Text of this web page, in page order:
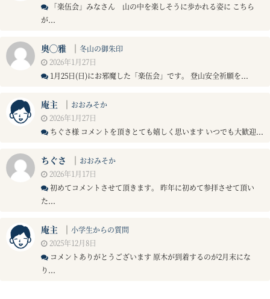
「楽伍会」みなさん 山の中を楽しそうに歩かれる姿に こちら
が...
奥◯雅 ｜ 冬山の御朱印
2026年1月27日
1月25日(日)にお邪魔した「楽伍会」です。 登山安全祈願を...
庵主 ｜ おおみそか
2026年1月27日
ちぐさ様 コメントを頂きとても嬉しく思います いつでも大歓迎...
ちぐさ ｜ おおみそか
2026年1月17日
初めてコメントさせて頂きます。 昨年に初めて参拝させて頂い
た...
庵主 ｜ 小学生からの質問
2025年12月8日
コメントありがとうございます 原木が到着するのが2月末にな
り...